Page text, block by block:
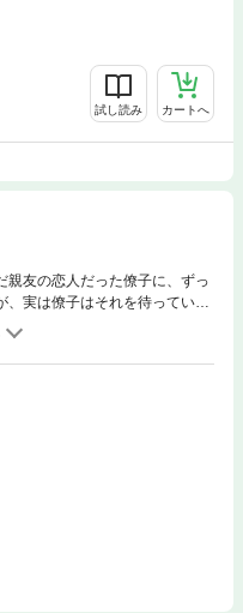
試し読み カートへ
親友の恋人だった僚子に、ずっ
、実は僚子はそれを待っていた
り道した大人の恋愛を描くセ